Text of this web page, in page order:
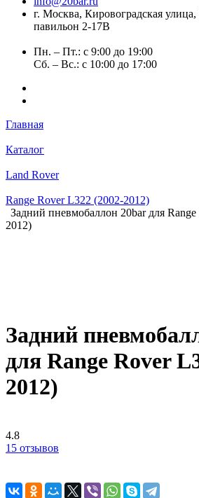
г. Москва, Кировоградская
павильон 2-17В
Пн. – Пт.: с 9:00 до 19:00
Сб. – Вс.: с 10:00 до 17:00
Главная
Каталог
Land Rover
Range Rover L322 (2002-2012)
Задний пневмобаллон 20bar для
2012)
Задний
для Range Rover
2012)
4.8
15 отзывов